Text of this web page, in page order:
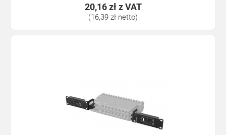
20,16 złz VAT
(16,39 zł netto)